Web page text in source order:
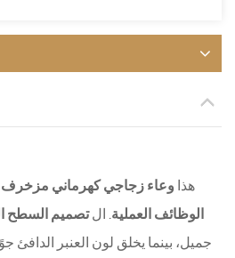
هذا وعاء زجاجي كهرماني مزخرف
الوظائف العملية . التصميم السطح
جميل، بينما يخلق لون العنبر الدافئ